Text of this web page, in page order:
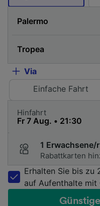
Via
Einfache Fahrt
Hinfahrt
1
Rabattkarten
Erhalten Sie bis zu
auf Aufenthalte mit